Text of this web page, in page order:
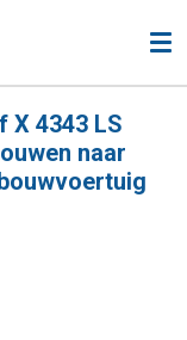
X 4343 LS
naar